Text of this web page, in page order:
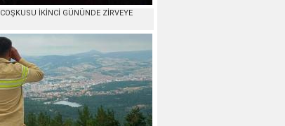
İKİNCİ GÜNÜNDE ZİRVEYE